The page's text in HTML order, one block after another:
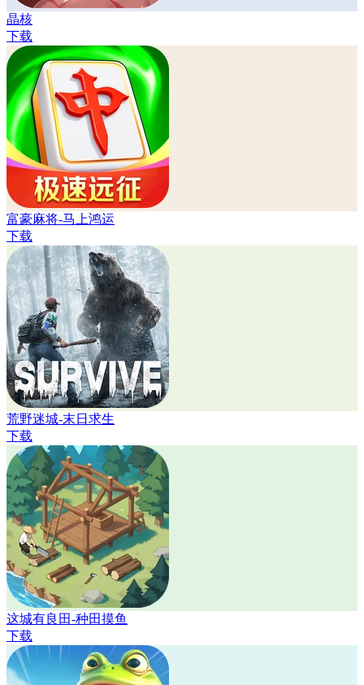
晶核
下载
富豪麻将-马上鸿运
下载
荒野迷城-末日求生
下载
这城有良田-种田摸鱼
下载